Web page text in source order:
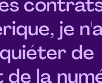
je
de
de la